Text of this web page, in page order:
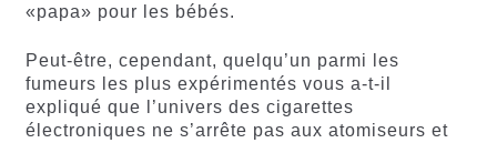
«papa» pour les bébés.
Peut-être, cependant, quelqu’un parmi les
fumeurs les plus expérimentés vous a-t-il
expliqué que l’univers des cigarettes
électroniques ne s’arrête pas aux atomiseurs et